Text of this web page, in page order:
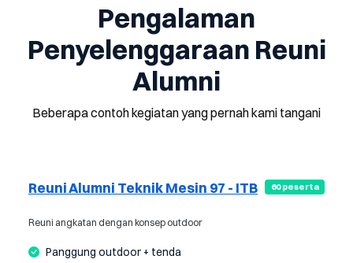
Pengalaman
Penyelenggaraan Reuni
Alumni
Beberapa contoh kegiatan yang pernah kami tangani
Reuni Alumni Teknik Mesin 97 - ITB 60 peserta
Reuni angkatan dengan konsep outdoor
Panggung outdoor + tenda